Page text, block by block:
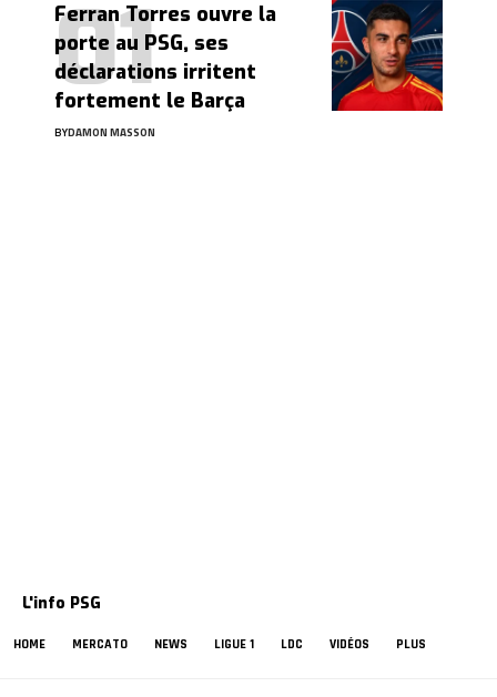
Ferran Torres ouvre la
porte au PSG, ses
déclarations irritent
fortement le Barça
BYDAMON MASSON
L'info PSG
HOME MERCATO NEWS LIGUE 1 LDC VIDÉOS PLUS